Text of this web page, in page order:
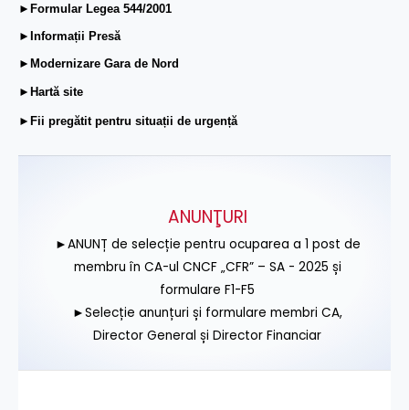
►Formular Legea 544/2001
►Informații Presă
►Modernizare Gara de Nord
►Hartă site
►Fii pregătit pentru situații de urgență
ANUNŢURI
►ANUNȚ de selecție pentru ocuparea a 1 post de
membru în CA-ul CNCF „CFR” – SA - 2025 și
formulare F1-F5
►Selecție anunțuri și formulare membri CA,
Director General și Director Financiar